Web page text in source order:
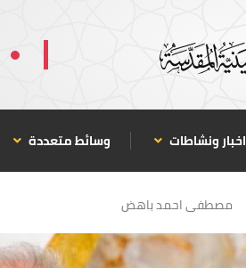
اخبار ونشاطات وسائط متعددة
مصطفى احمد باهض